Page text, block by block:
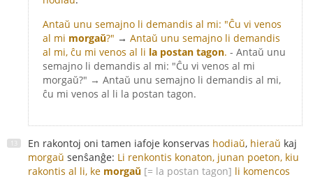
Antaŭ unu semajno li demandis al mi: "Ĉu vi venos
al mi morgaŭ?" → Antaŭ unu semajno li demandis
al mi, ĉu mi venos al li la postan tagon. - Antaŭ unu
semajno li demandis al mi: "Ĉu vi venos al mi
morgaŭ?" → Antaŭ unu semajno li demandis al mi,
ĉu mi venos al li la postan tagon.
En rakontoj oni tamen iafoje konservas hodiaŭ, hieraŭ kaj
morgaŭ senŝanĝe: Li renkontis konaton, junan poeton, kiu
rakontis al li, ke morgaŭ [= la postan tagon] li komencos